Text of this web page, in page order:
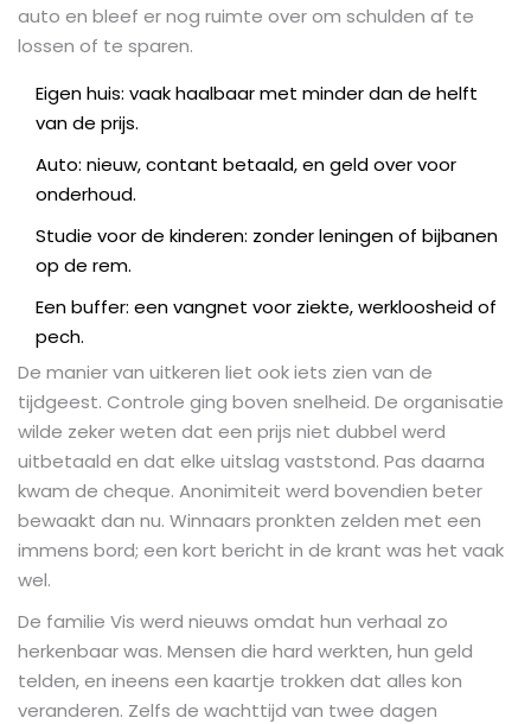
auto en bleef er nog ruimte over om schulden af te
lossen of te sparen.
Eigen huis: vaak haalbaar met minder dan de helft
van de prijs.
Auto: nieuw, contant betaald, en geld over voor
onderhoud.
Studie voor de kinderen: zonder leningen of bijbanen
op de rem.
Een buffer: een vangnet voor ziekte, werkloosheid of
pech.
De manier van uitkeren liet ook iets zien van de
tijdgeest. Controle ging boven snelheid. De organisatie
wilde zeker weten dat een prijs niet dubbel werd
uitbetaald en dat elke uitslag vaststond. Pas daarna
kwam de cheque. Anonimiteit werd bovendien beter
bewaakt dan nu. Winnaars pronkten zelden met een
immens bord; een kort bericht in de krant was het vaak
wel.
De familie Vis werd nieuws omdat hun verhaal zo
herkenbaar was. Mensen die hard werkten, hun geld
telden, en ineens een kaartje trokken dat alles kon
veranderen. Zelfs de wachttijd van twee dagen